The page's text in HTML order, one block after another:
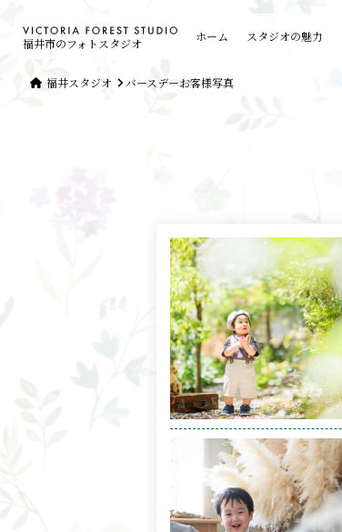
福井市のフォトスタジオ ホーム スタジオの魅力
福井スタジオ バースデーお客様写真